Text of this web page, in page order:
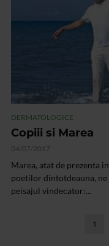
DERMATOLOGICE
Copiii si Marea
04/07/2017
Marea, atat de prezenta
poetilor dintotdeauna,
peisajul vindecator:...
1